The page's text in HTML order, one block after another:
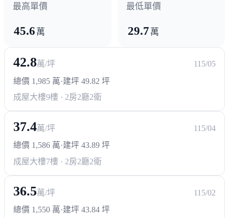
最高單價
45.6 萬
最低單價
29.7 萬
42.8萬/坪
115/05
總價 1,985 萬·建坪 49.82 坪
成屋大樓9樓 · 2房2廳2衛
37.4萬/坪
115/04
總價 1,586 萬·建坪 43.89 坪
成屋大樓7樓 · 2房2廳2衛
36.5萬/坪
115/02
總價 1,550 萬·建坪 43.84 坪